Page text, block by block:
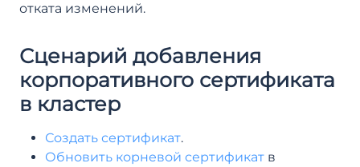
отката изменений.
Сценарий добавления
корпоративного сертификата
в кластер
Создать сертификат.
Обновить корневой сертификат в